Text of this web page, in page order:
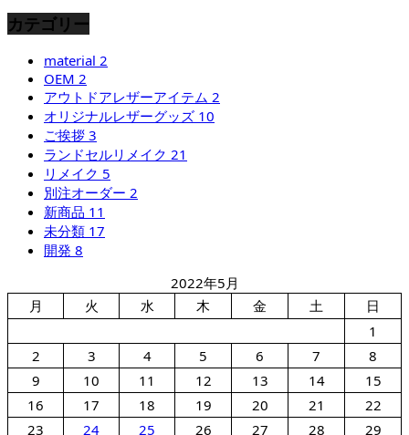
カテゴリー
material 2
OEM 2
アウトドアレザーアイテム 2
オリジナルレザーグッズ 10
ご挨拶 3
ランドセルリメイク 21
リメイク 5
別注オーダー 2
新商品 11
未分類 17
開発 8
2022年5月
月
火 水 木 金 土
日
1
2
3 4 5 6 7
8
9
10 11 12 13 14
15
16
17 18 19 20 21
22
23
24 25 26 27 28 29